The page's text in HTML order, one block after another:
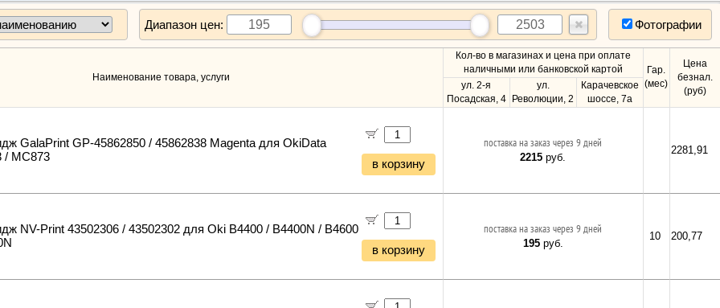
Диапазон цен: Фотографии
Наименование товара, услуги
Кол-во в магазинах и цена при оплате
наличными или банковской картой
Гар.
(мес)
Цена
безнал.
(руб)
ул. 2-я
Посадская, 4
ул.
Революции, 2
Карачевское
шоссе, 7а
GalaPrint GP-45862850 / 45862838 Magenta для OkiData
/ MC873
в корзину
поставка на заказ через 9 дней
2215 руб.
2281,91
NV-Print 43502306 / 43502302 для Oki B4400 / B4400N / B4600
в корзину
поставка на заказ через 9 дней
195руб.
10 200,77